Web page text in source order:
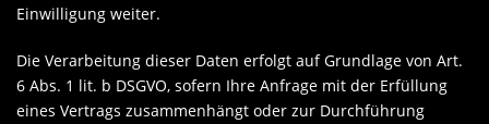
Einwilligung weiter.
Die Verarbeitung dieser Daten erfolgt auf Grundlage von Art.
6 Abs. 1 lit. b DSGVO, sofern Ihre Anfrage mit der Erfüllung
eines Vertrags zusammenhängt oder zur Durchführung